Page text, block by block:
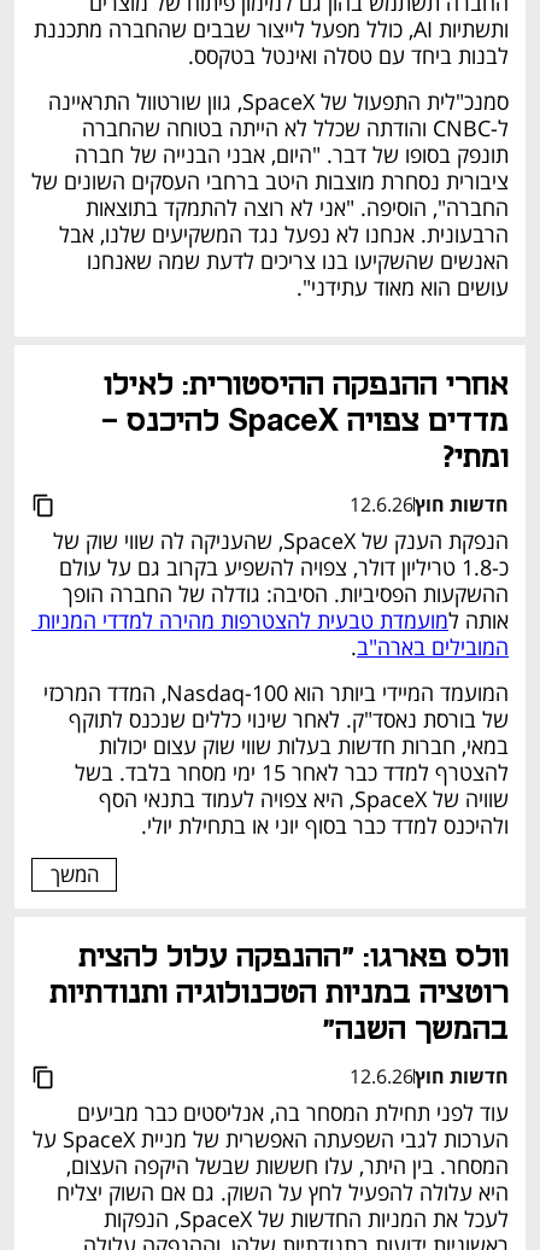
ותשתיות AI, כולל מפעל לייצור שבבים שהחברה מתכננת
לבנות ביחד עם טסלה ואינטל בטקסס.
ציבורית נסחרת מוצבות היטב ברחבי העסקים השונים של
החברה", הוסיפה. "אני לא רוצה להתמקד בתוצאות
הרבעונית. אנחנו לא נפעל נגד המשקיעים שלנו, אבל
עושים הוא מאוד עתידני".
אחרי ההנפקה ההיסטורית: לאילו
ומתי?
חדשות חוץ12.6.26
הנפקת הענק של SpaceX, שהעניקה לה שווי שוק של
ההשקעות הפסיביות. הסיבה: גודלה של החברה הופך
אותה ל
מועמדת טבעית להצטרפות מהירה למדדי המניות
המובילים בארה"ב.
של בורסת נאסד"ק. לאחר שינוי כללים שנכנס לתוקף
במאי, חברות חדשות בעלות שווי שוק עצום יכולות
להצטרף למדד כבר לאחר 15 ימי מסחר בלבד. בשל
שוויה של SpaceX, היא צפויה לעמוד בתנאי הסף
ולהיכנס למדד כבר בסוף יוני או בתחילת יולי.
המשך
וולס פארגו: "ההנפקה עלול להצית
רוטציה במניות הטכנולוגיה ותנודתיות
בהמשך השנה"
חדשות חוץ12.6.26
הערכות לגבי השפעתה האפשרית של מניית SpaceX על
לעכל את המניות החדשות של SpaceX, הנפקות